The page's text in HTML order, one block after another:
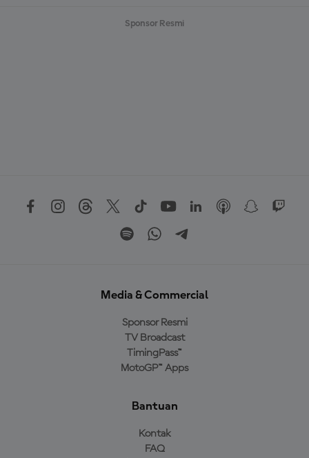
Sponsor Resmi
Media & Commercial
Sponsor Resmi
TV Broadcast
TimingPass™
MotoGP™ Apps
Bantuan
Kontak
FAQ